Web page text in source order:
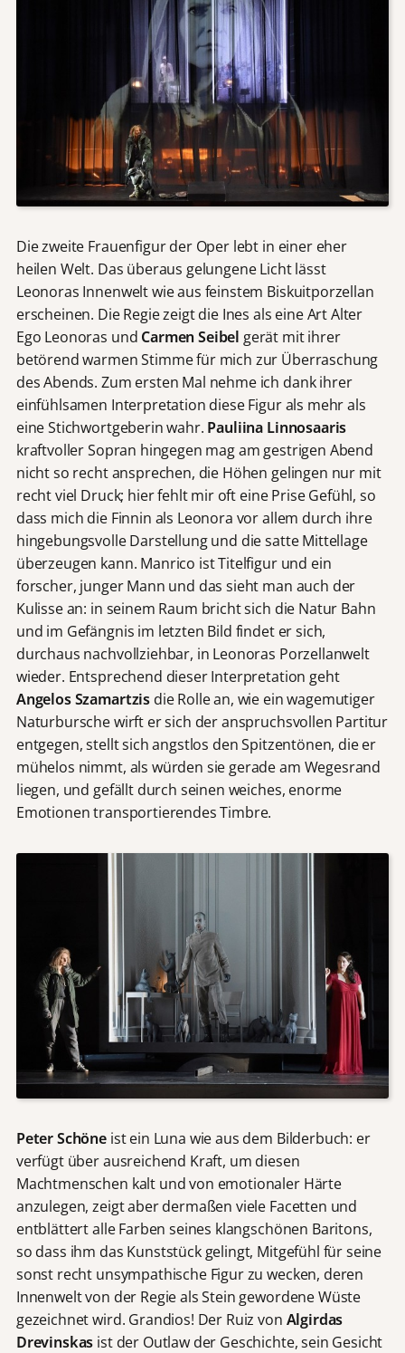
Die zweite Frauenfigur der Oper lebt in einer eher
heilen Welt. Das überaus gelungene Licht lässt
Leonoras Innenwelt wie aus feinstem Biskuitporzellan
erscheinen. Die Regie zeigt die Ines als eine Art Alter
Ego Leonoras und Carmen Seibel gerät mit ihrer
betörend warmen Stimme für mich zur Überraschung
des Abends. Zum ersten Mal nehme ich dank ihrer
einfühlsamen Interpretation diese Figur als mehr als
eine Stichwortgeberin wahr. Pauliina Linnosaaris
kraftvoller Sopran hingegen mag am gestrigen Abend
nicht so recht ansprechen, die Höhen gelingen nur mit
recht viel Druck; hier fehlt mir oft eine Prise Gefühl, so
dass mich die Finnin als Leonora vor allem durch ihre
hingebungsvolle Darstellung und die satte Mittellage
überzeugen kann. Manrico ist Titelfigur und ein
forscher, junger Mann und das sieht man auch der
Kulisse an: in seinem Raum bricht sich die Natur Bahn
und im Gefängnis im letzten Bild findet er sich,
durchaus nachvollziehbar, in Leonoras Porzellanwelt
wieder. Entsprechend dieser Interpretation geht
Angelos Szamartzis die Rolle an, wie ein wagemutiger
Naturbursche wirft er sich der anspruchsvollen Partitur
entgegen, stellt sich angstlos den Spitzentönen, die er
mühelos nimmt, als würden sie gerade am Wegesrand
liegen, und gefällt durch seinen weiches, enorme
Emotionen transportierendes Timbre.
Peter Schöne ist ein Luna wie aus dem Bilderbuch: er
verfügt über ausreichend Kraft, um diesen
Machtmenschen kalt und von emotionaler Härte
anzulegen, zeigt aber dermaßen viele Facetten und
entblättert alle Farben seines klangschönen Baritons,
so dass ihm das Kunststück gelingt, Mitgefühl für seine
sonst recht unsympathische Figur zu wecken, deren
Innenwelt von der Regie als Stein gewordene Wüste
gezeichnet wird. Grandios! Der Ruiz von Algirdas
Drevinskas ist der Outlaw der Geschichte, sein Gesicht